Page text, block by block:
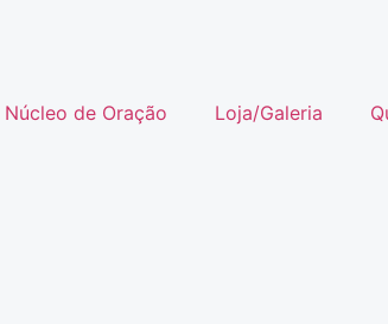
Núcleo de Oração Loja/Galeria